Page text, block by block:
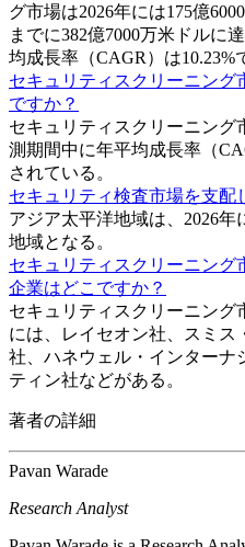
グ市場は2026年には175億
までに382億7000万米ドルに
均成長率（CAGR）は10.23%
セキュリティスクリーニング
ですか？
セキュリティスクリーニング
測期間中に年平均成長率（
されている。
セキュリティ検査市場を支配
アジア太平洋地域は、2026
地域となる。
セキュリティスクリーニン
企業はどこですか？
セキュリティスクリーニング
には、レイセオン社、スミス
社、ハネウェル・インターナ
ティン社などがある。
著者の詳細
Pavan Warade
Research Analyst